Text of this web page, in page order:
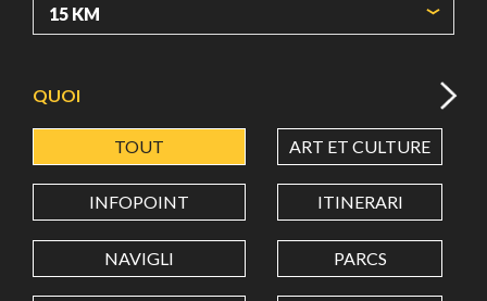
LATITUDE
LONGITUDE
QUOI
TOUT ART ET CULTURE
INFOPOINT ITINERARI
NAVIGLI PARCS